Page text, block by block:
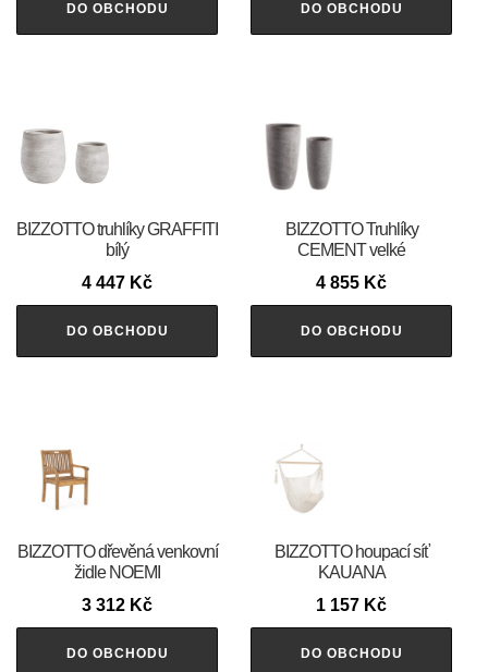
DO OBCHODU DO OBCHODU
BIZZOTTO truhlíky GRAFFITI
bílý
4 447 Kč
DO OBCHODU
BIZZOTTO Truhlíky
CEMENT velké
4 855 Kč
DO OBCHODU
BIZZOTTO dřevěná venkovní
židle NOEMI
3 312 Kč
DO OBCHODU
BIZZOTTO houpací síť
KAUANA
1 157 Kč
DO OBCHODU